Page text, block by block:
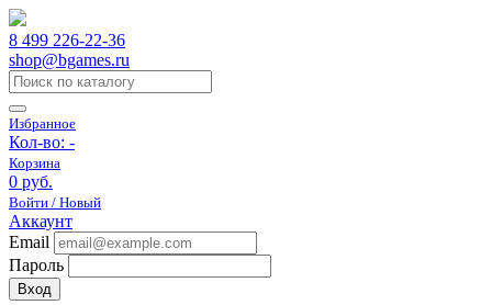
8 499 226-22-36
shop@bgames.ru
Избранное
Кол-во: -
Корзина
0 руб.
Войти / Новый
Аккаунт
Email
Пароль
Вход